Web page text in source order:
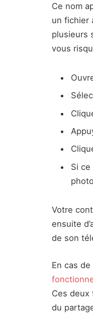
Ce nom
un fichier
plusieurs
vous
Si
photo
Votre
ensuite
de son
En cas
Ces deux
du